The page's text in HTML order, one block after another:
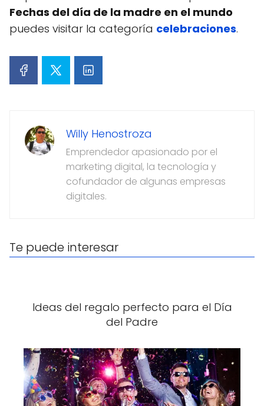
Fechas del día de la madre en el mundo
puedes visitar la categoría celebraciones.
Willy Henostroza
Emprendedor apasionado por el
marketing digital, la tecnología y
cofundador de algunas empresas
digitales.
Te puede interesar
Ideas del regalo perfecto para el Día
del Padre